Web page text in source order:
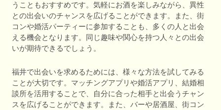
うこともおすすめです。気軽にお酒を楽しみながら、異性
との出会いのチャンスを広げることができます。また、街
コンや婚活パーティーに参加することも、多くの人と出会
える機会となります。同じ趣味や関心を持つ人々との出会
いが期待できるでしょう。
福井で出会いを求めるためには、様々な方法を試してみる
ことが大切です。マッチングアプリや婚活アプリ、結婚相
談所を活用することで、自分に合った相手と出会うチャン
スを広げることができます。また、バーや居酒屋、街コン